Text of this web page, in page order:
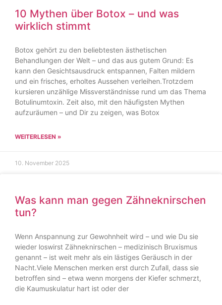
10 Mythen über Botox – und was
wirklich stimmt
Botox gehört zu den beliebtesten ästhetischen
Behandlungen der Welt – und das aus gutem Grund: Es
kann den Gesichtsausdruck entspannen, Falten mildern
und ein frisches, erholtes Aussehen verleihen.Trotzdem
kursieren unzählige Missverständnisse rund um das Thema
Botulinumtoxin. Zeit also, mit den häufigsten Mythen
aufzuräumen – und Dir zu zeigen, was Botox
WEITERLESEN »
10. November 2025
Was kann man gegen Zähneknirschen
tun?
Wenn Anspannung zur Gewohnheit wird – und wie Du sie
wieder loswirst Zähneknirschen – medizinisch Bruxismus
genannt – ist weit mehr als ein lästiges Geräusch in der
Nacht.Viele Menschen merken erst durch Zufall, dass sie
betroffen sind – etwa wenn morgens der Kiefer schmerzt,
die Kaumuskulatur hart ist oder der